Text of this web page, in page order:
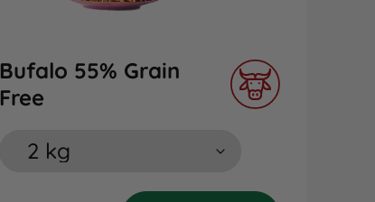
Bufalo 55% Grain
Free